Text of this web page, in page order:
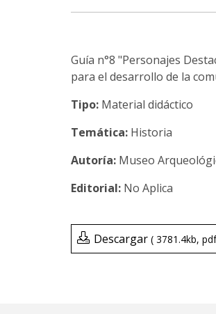
Guía n°8 "Personajes
para el desarrollo de la
Tipo: Material didáctico
Temática: Historia
Museo
No Aplica
Descargar 3781.4kb pdf